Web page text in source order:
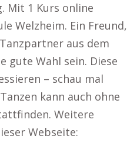
Mit 1 Kurs online
Welzheim. Ein Freund,
aus dem
gute Wahl sein. Diese
– schau mal
Tanzen kann auch ohne
Weitere
Webseite: